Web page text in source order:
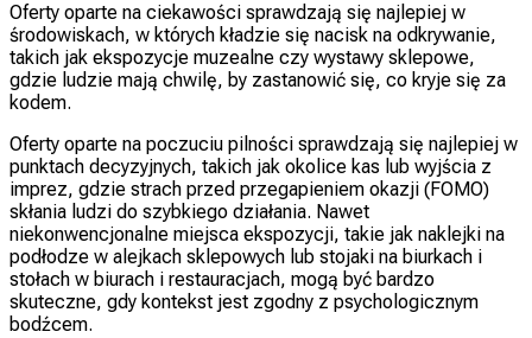
Oferty oparte na ciekawości sprawdzają się najlepiej w
środowiskach, w których kładzie się nacisk na odkrywanie,
takich jak ekspozycje muzealne czy wystawy sklepowe,
gdzie ludzie mają chwilę, by zastanowić się, co kryje się za
kodem.
Oferty oparte na poczuciu pilności sprawdzają się najlepiej w
punktach decyzyjnych, takich jak okolice kas lub wyjścia z
imprez, gdzie strach przed przegapieniem okazji (FOMO)
skłania ludzi do szybkiego działania. Nawet
niekonwencjonalne miejsca ekspozycji, takie jak naklejki na
podłodze w alejkach sklepowych lub stojaki na biurkach i
stołach w biurach i restauracjach, mogą być bardzo
skuteczne, gdy kontekst jest zgodny z psychologicznym
bodźcem.